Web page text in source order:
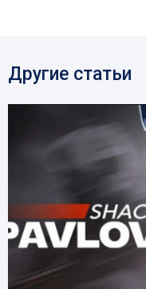
Другие статьи